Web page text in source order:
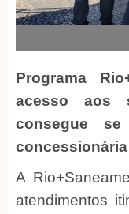
Programa
acesso aos
consegue
concessionária
A
atendimentos